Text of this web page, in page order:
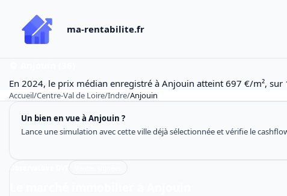
ma-rentabilite.fr
En 2024, le prix médian enregistré à Anjouin atteint 697 €/m²,
Accueil/Centre-Val de Loire/Indre/Anjouin
Un bien en vue à Anjouin ?
Lance une simulation avec cette ville déjà sélectionnée et vérifie le
Observatoire DVF